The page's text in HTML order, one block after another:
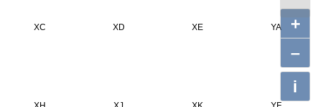
+
–
i